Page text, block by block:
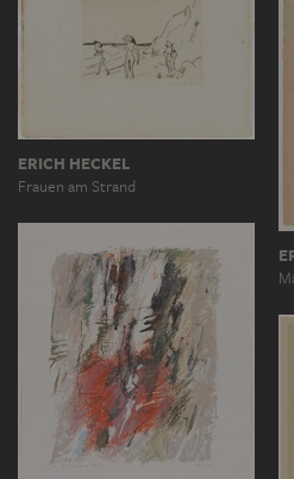
ERICH HECKEL
Frauen am Strand